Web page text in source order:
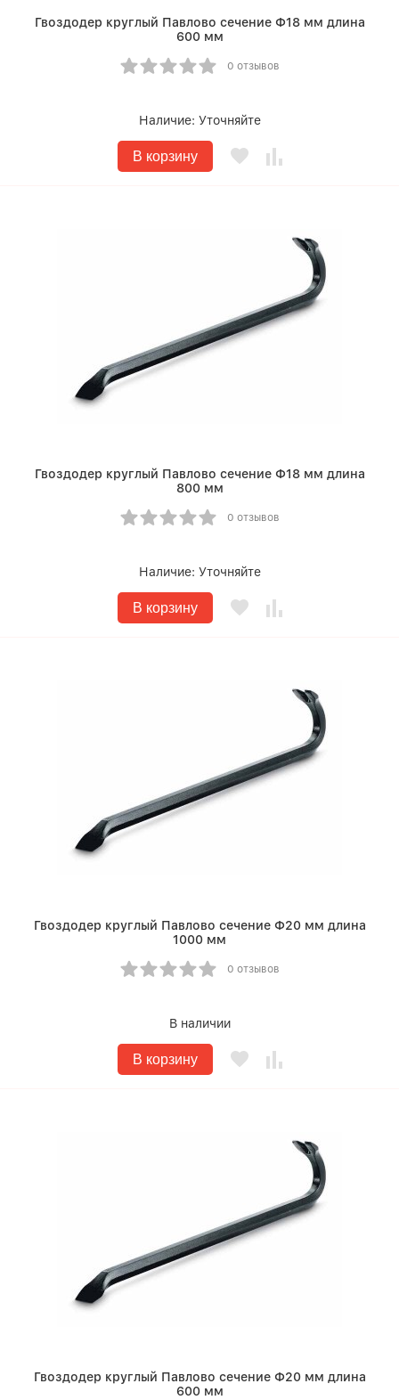
Гвоздодер круглый Павлово сечение Ф18 мм длина
600 мм
0 отзывов
Наличие: Уточняйте
В корзину
Гвоздодер круглый Павлово сечение Ф18 мм длина
800 мм
0 отзывов
Наличие: Уточняйте
В корзину
Гвоздодер круглый Павлово сечение Ф20 мм длина
1000 мм
0 отзывов
В наличии
В корзину
Гвоздодер круглый Павлово сечение Ф20 мм длина
600 мм